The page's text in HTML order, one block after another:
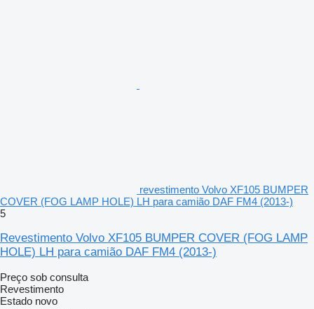
revestimento Volvo XF105 BUMPER
COVER (FOG LAMP HOLE) LH para camião DAF FM4 (2013-)
5
Revestimento Volvo XF105 BUMPER COVER (FOG LAMP
HOLE) LH para camião DAF FM4 (2013-)
Preço sob consulta
Revestimento
Estado novo